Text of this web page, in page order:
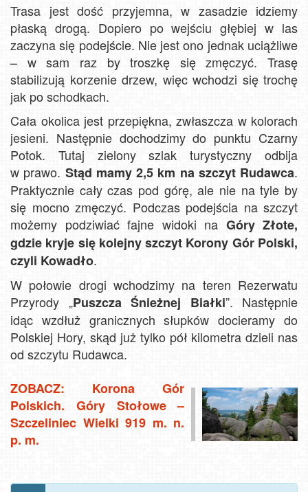
Trasa jest dość przyjemna, w zasadzie idziemy
płaską drogą. Dopiero po wejściu głębiej w las
zaczyna się podejście. Nie jest ono jednak uciążliwe
– w sam raz by troszkę się zmęczyć. Trasę
stabilizują korzenie drzew, więc wchodzi się trochę
jak po schodkach.
Cała okolica jest przepiękna, zwłaszcza w kolorach
jesieni. Następnie dochodzimy do punktu Czarny
Potok. Tutaj zielony szlak turystyczny odbija
w prawo. Stąd mamy 2,5 km na szczyt Rudawca.
Praktycznie cały czas pod górę, ale nie na tyle by
się mocno zmęczyć. Podczas podejścia na szczyt
możemy podziwiać fajne widoki na Góry Złote,
gdzie kryje się kolejny szczyt Korony Gór Polski,
czyli Kowadło.
W połowie drogi wchodzimy na teren Rezerwatu
Przyrody „Puszcza Śnieżnej Białki”. Następnie
idąc wzdłuż granicznych słupków docieramy do
Polskiej Hory, skąd już tylko pół kilometra dzieli nas
od szczytu Rudawca.
ZOBACZ: Korona Gór
Polskich. Góry Stołowe –
Szczeliniec Wielki 919 m. n.
p. m.